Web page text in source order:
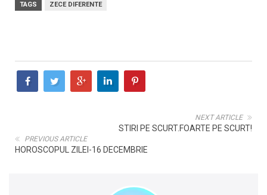
TAGS ZECE DIFERENTE
NEXT ARTICLE
STIRI PE SCURT.FOARTE PE SCURT!
PREVIOUS ARTICLE
HOROSCOPUL ZILEI-16 DECEMBRIE